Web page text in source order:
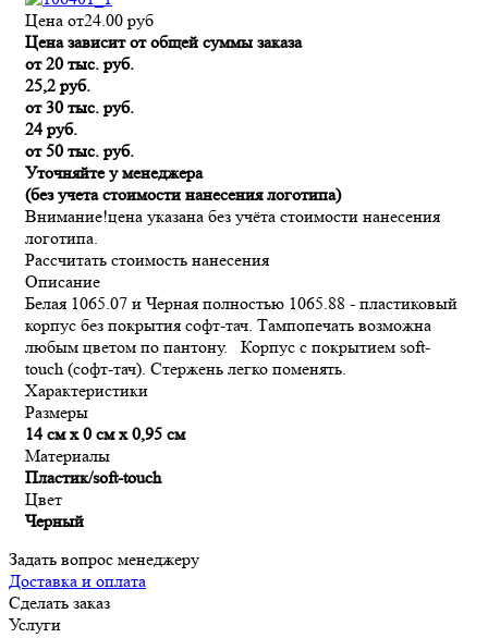
Цена от24.00 руб
Цена зависит от общей суммы заказа
от 20 тыс. руб.
25,2 руб.
от 30 тыс. руб.
24 руб.
от 50 тыс. руб.
Уточняйте у менеджера
(без учета стоимости нанесения логотипа)
Внимание!цена указана без учёта стоимости нанесения
логотипа.
Рассчитать стоимость нанесения
Описание
Белая 1065.07 и Черная полностью 1065.88 - пластиковый
корпус без покрытия софт-тач. Тампопечать возможна
любым цветом по пантону. Корпус с покрытием soft-
touch (софт-тач). Стержень легко поменять.
Характеристики
Размеры
14 см х 0 см х 0,95 см
Материалы
Пластик/soft-touch
Цвет
Черный
Задать вопрос менеджеру
Доставка и оплата
Сделать заказ
Услуги